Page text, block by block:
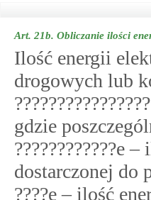
Art. 21b. Obliczanie ilości
Ilość energii
drogowych lub
gdzie
????????????e
dostarczonej do
????e – ilość